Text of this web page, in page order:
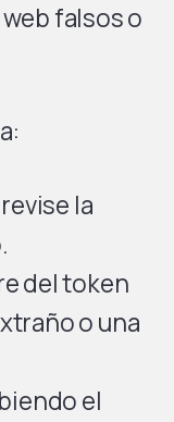
falsos o
la
del token
o una
el